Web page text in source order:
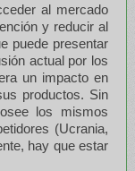
al mercado
y reducir al
puede presentar
actual por los
un impacto en
productos. Sin
los mismos
(Ucrania,
hay que estar